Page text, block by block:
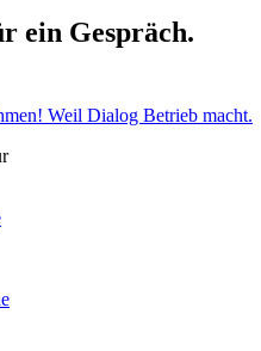
ein Gespräch.
Weil Dialog Betrieb macht.